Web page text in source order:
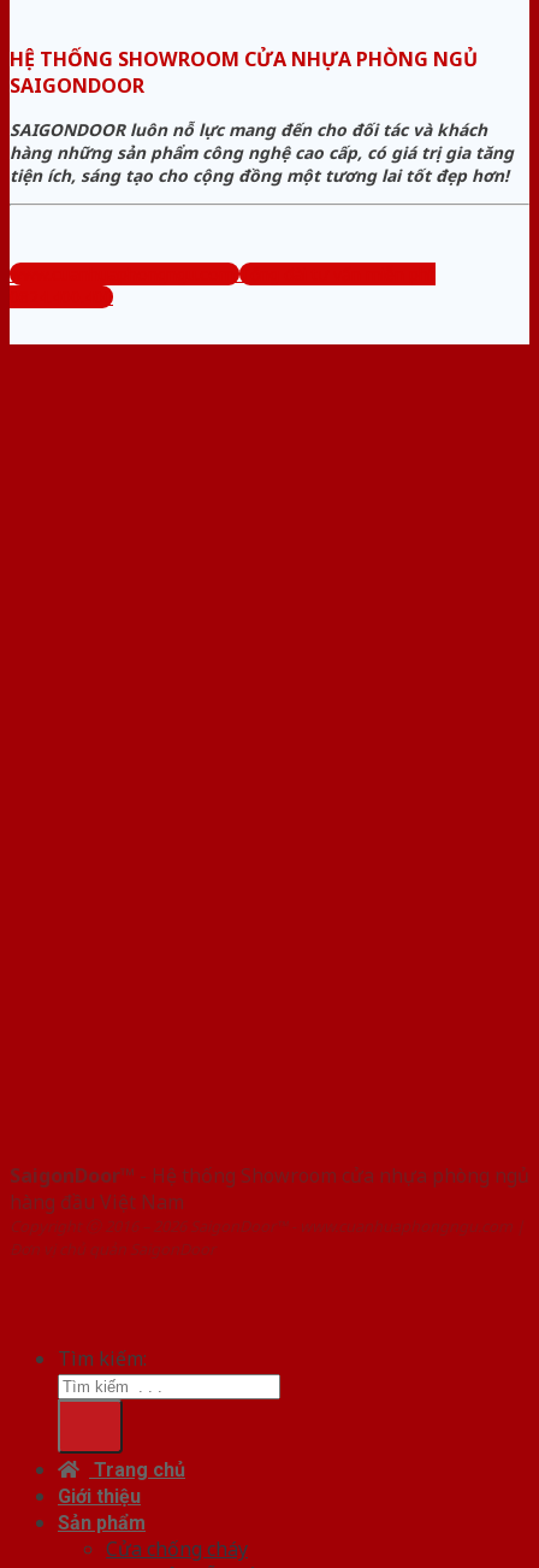
HỆ THỐNG SHOWROOM CỬA NHỰA PHÒNG NGỦ
SAIGONDOOR
SAIGONDOOR luôn nỗ lực mang đến cho đối tác và khách
hàng những sản phẩm công nghệ cao cấp, có giá trị gia tăng
tiện ích, sáng tạo cho cộng đồng một tương lai tốt đẹp hơn!
www.cuanhuaphongngu.com
Tổng đài tư vấn miễn phí:
0824.400.400
SaigonDoor™ - Hệ thống Showroom cửa nhựa phòng ngủ
hàng đầu Việt Nam
Copyright ⓒ 2016 – 2026 SaigonDoor™ - www.cuanhuaphongngu.com |
Đơn vị chủ quản SaigonDoor
Tìm kiếm:
Trang chủ
Giới thiệu
Sản phẩm
Cửa chống cháy